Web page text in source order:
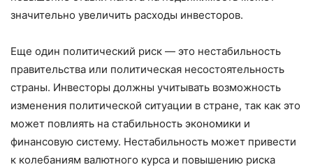
значительно увеличить расходы инвесторов.
Еще один политический риск — это нестабильность
правительства или политическая несостоятельность
страны. Инвесторы должны учитывать возможность
изменения политической ситуации в стране, так как это
может повлиять на стабильность экономики и
финансовую систему. Нестабильность может привести
к колебаниям валютного курса и повышению риска